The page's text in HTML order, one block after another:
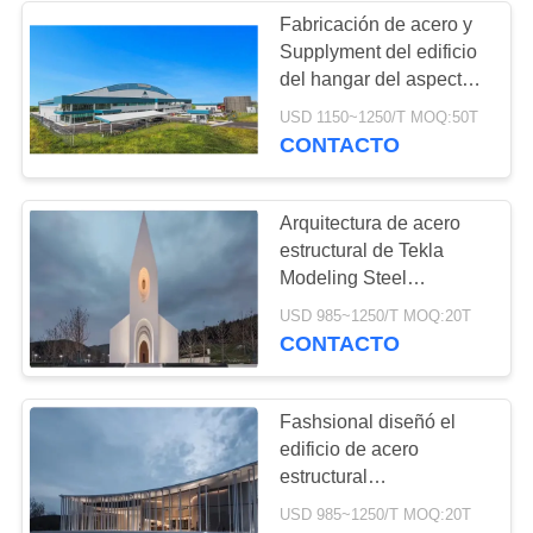
Correas de acero
galvanizadas
8
Edificio de la sala
de exposición del
coche
11
Fabricación de acero y
Supplyment del edificio
del hangar del aspecto
del braguero elegante
del arco
USD 1150~1250/T MOQ:50T
CONTACTO
Arquitectura de acero
estructural de Tekla
Modeling Steel
Construction
Architecture Q355B
USD 985~1250/T MOQ:20T
CONTACTO
Fashsional diseñó el
edificio de acero
estructural
arquitectónico de la
USD 985~1250/T MOQ:20T